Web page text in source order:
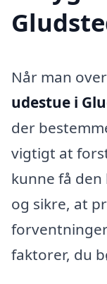
Når man
udestue i
der
vigtigt at
kunne få
og sikre, at
faktorer, du